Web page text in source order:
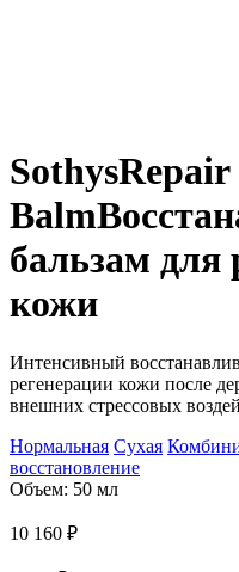
SothysRepair
Balm
бальзам для
кожи
Интенсивный
регенерации кожи после
внешних стрессовых
Нормальная Сухая
восстановление
Объем: 50 мл
10 160 ₽